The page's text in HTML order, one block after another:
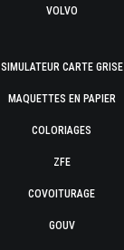
VOLVO
SIMULATEUR CARTE GRISE
MAQUETTES EN PAPIER
COLORIAGES
ZFE
COVOITURAGE
GOUV